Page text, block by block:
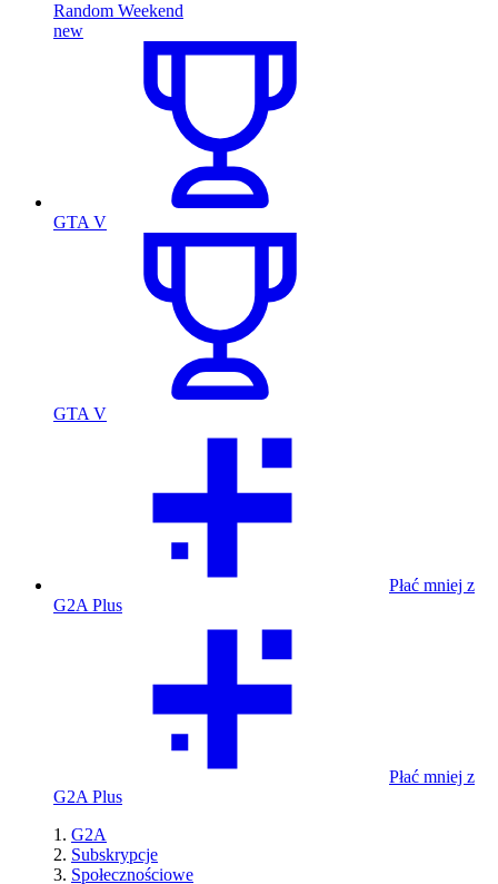
Random Weekend
new
GTA V
GTA V
Płać mniej z
G2A Plus
Płać mniej z
G2A Plus
G2A
Subskrypcje
Społecznościowe